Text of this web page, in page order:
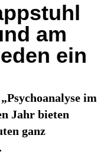
am
ein
im
Jahr bieten
ganz